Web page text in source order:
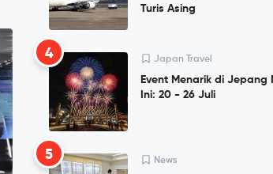
Turis Asing
4 Japan Travel
Event Menarik di Jepang
Ini: 20 - 26 Juli
5 News